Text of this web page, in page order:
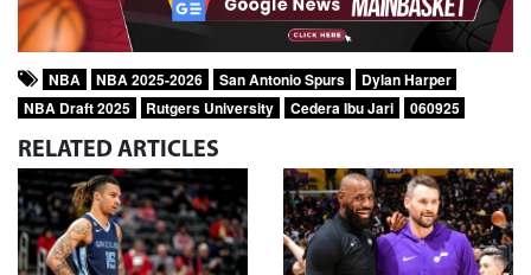
NBA NBA 2025-2026 San Antonio Spurs
Dylan Harper
NBA Draft 2025
Rutgers University Cedera Ibu Jari 060925
RELATED ARTICLES